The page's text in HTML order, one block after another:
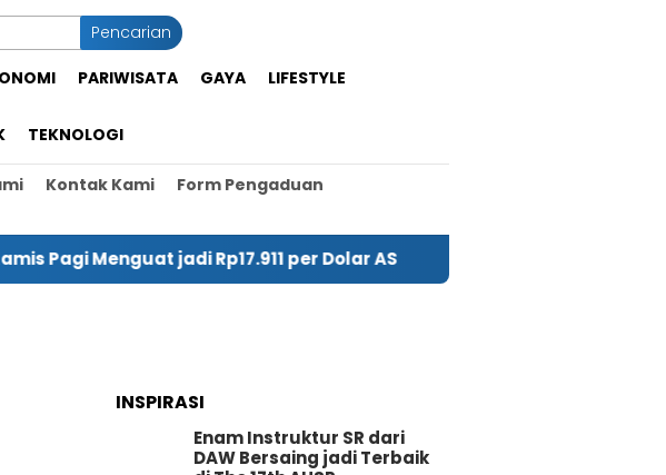
Pencarian
PARIWISATA GAYA LIFESTYLE
TEKNOLOGI
Kontak Kami
Form Pengaduan
Menguat jadi Rp17.911 per Dolar AS PIHPS: Harga Cabai Rawit
INSPIRASI
Enam Instruktur SR dari
DAW Bersaing jadi Terbaik